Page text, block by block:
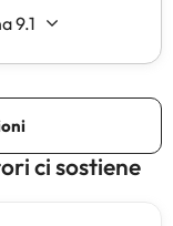
ci sostiene